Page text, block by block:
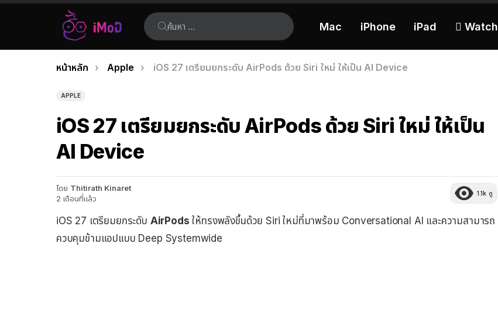
ค้นหา:
Mac iPhone iPad  Watch
เรื่อง
ล่าสุด
คุณอยู่ที่นี่:
หน้าหลัก Apple iOS 27 เตรียมยกระดับ AirPods ด้วย Siri ใหม่ ให้เป็น AI Device
APPLE
iOS 27 เตรียมยกระดับ AirPods ด้วย Siri ใหม่ ให้เป็น
AI Device
โดย Thitirath Kinaret
2 เดือนที่แล้ว
1.1k ดู
iOS 27 เตรียมยกระดับ AirPods ให้ทรงพลังขึ้นด้วย Siri ใหม่ที่มาพร้อม Conversational AI และความสามารถ
ควบคุมข้ามแอปแบบ Deep Systemwide